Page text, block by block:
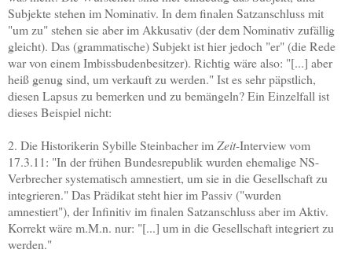
Subjekte stehen im Nominativ. In dem finalen Satzanschluss mit
"um zu" stehen sie aber im Akkusativ (der dem Nominativ zufällig
gleicht). Das (grammatische) Subjekt ist hier jedoch "er" (die Rede
war von einem Imbissbudenbesitzer). Richtig wäre also: "[...] aber
heiß genug sind, um verkauft zu werden." Ist es sehr päpstlich,
diesen Lapsus zu bemerken und zu bemängeln? Ein Einzelfall ist
dieses Beispiel nicht:
2. Die Historikerin Sybille Steinbacher imZeit-Interview vom
17.3.11: "In der frühen Bundesrepublik wurden ehemalige NS-
Verbrecher systematisch amnestiert, um sie in die Gesellschaft zu
integrieren." Das Prädikat steht hier im Passiv ("wurden
amnestiert"), der Infinitiv im finalen Satzanschluss aber im Aktiv.
Korrekt wäre m.M.n. nur: "[...] um in die Gesellschaft integriert zu
werden."